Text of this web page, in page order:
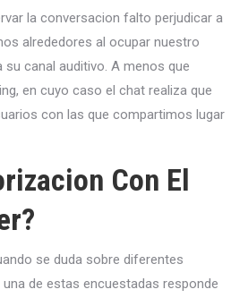
la conversacion falto perjudicar a
alrededores al ocupar nuestro
su canal auditivo. A menos que
en cuyo caso el chat realiza que
con las que compartimos lugar
Con El
se duda sobre diferentes
de estas encuestadas responde